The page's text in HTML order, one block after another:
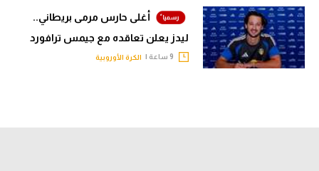
أغلى حارس مرمى بريطاني..
ليدز يعلن تعاقده مع جيمس ترافورد
الكرة الأوروبية